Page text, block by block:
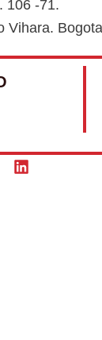
106 -71.
Vihara.